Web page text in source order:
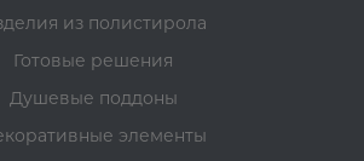
из полистирола
Готовые решения
Душевые поддоны
элементы